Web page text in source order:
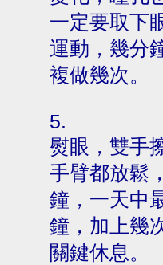
一定要取下
運動，幾分
複做幾次。
5.
熨眼，雙手
手臂都放鬆
鐘，一天中
鐘，加上幾
關鍵休息。